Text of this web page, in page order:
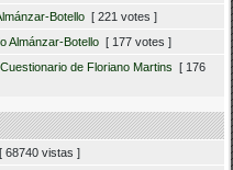
Botello [ 221 votes ]
Almánzar-Botello [ 177 votes ]
de Floriano Martins [ 176
[ 68740 vistas ]